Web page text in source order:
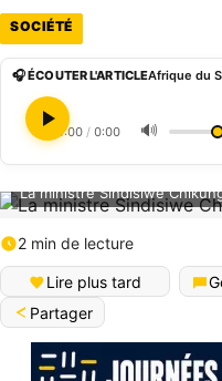
SOCIÉTÉ
🎧 ÉCOUTER L'ARTICLE
0:00 / 0:00 🔊
La ministre Sindisiwe
2 min de lecture
Lire plus tard
Partager